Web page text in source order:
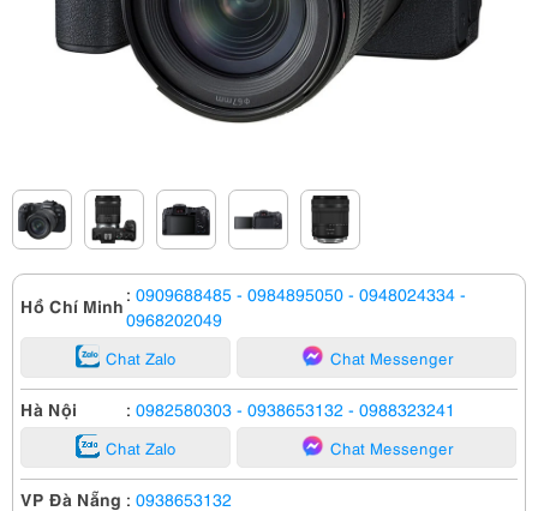
Hồ Chí Minh : 0909688485 - 0984895050 - 0948024334 -
0968202049
Chat Zalo Chat Messenger
Hà Nội : 0982580303 - 0938653132 - 0988323241
Chat Zalo Chat Messenger
VP Đà Nẵng : 0938653132